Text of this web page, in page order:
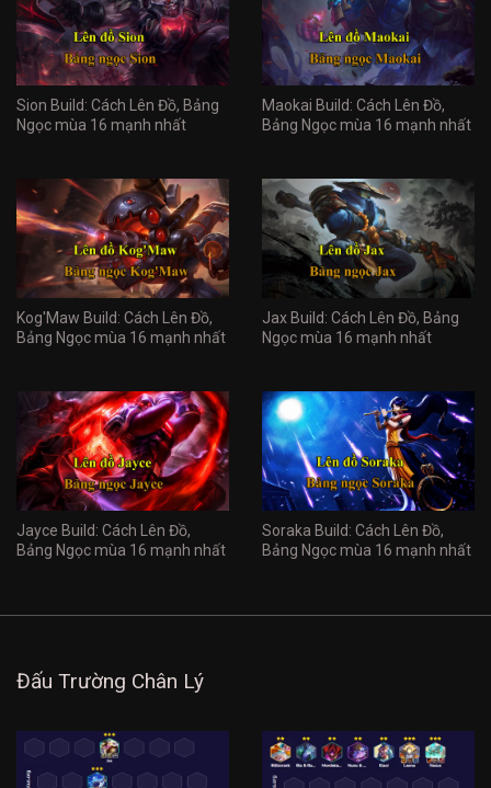
Sion Build: Cách Lên Đồ, Bảng
Ngọc mùa 16 mạnh nhất
Maokai Build: Cách Lên Đồ,
Bảng Ngọc mùa 16 mạnh nhất
Kog'Maw Build: Cách Lên Đồ,
Bảng Ngọc mùa 16 mạnh nhất
Jax Build: Cách Lên Đồ, Bảng
Ngọc mùa 16 mạnh nhất
Jayce Build: Cách Lên Đồ,
Bảng Ngọc mùa 16 mạnh nhất
Soraka Build: Cách Lên Đồ,
Bảng Ngọc mùa 16 mạnh nhất
Đấu Trường Chân Lý